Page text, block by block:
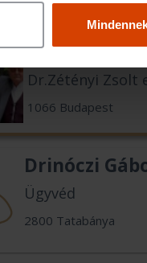
Dr.Zétényi
Dr.Zétényi Zsolt
1066 Budapest
Drinóczi
Ügyvéd
2800 Tatabánya